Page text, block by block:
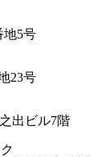
地5号
23号
出ビル7階